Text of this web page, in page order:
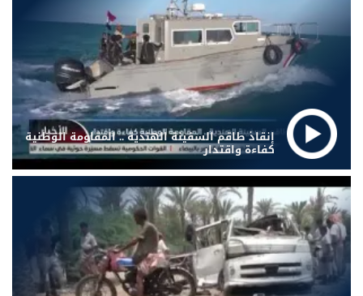
إنقاذ طاقم السفينة الهندية .. المقاومة الوطنية
كفاءة واقتدار